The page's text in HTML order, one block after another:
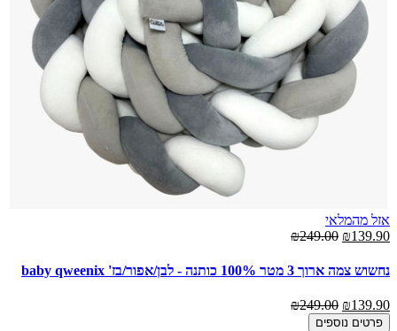
אזל מהמלאי
₪139.90
₪249.00
נחשוש צמה ארוך 3 מטר 100% כותנה - לבן/אפור/בז' baby qweenix
₪139.90
₪249.00
פרטים נוספים